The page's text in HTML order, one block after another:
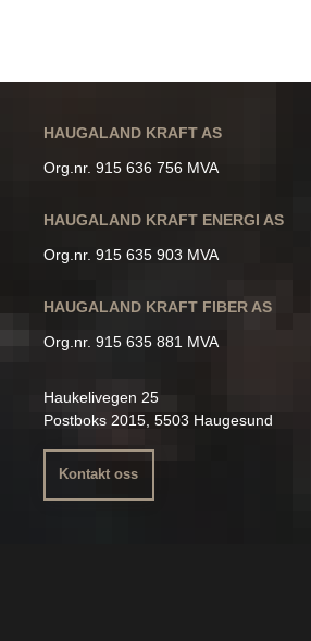
HAUGALAND KRAFT AS
Org.nr. 915 636 756 MVA
HAUGALAND KRAFT ENERGI AS
Org.nr. 915 635 903 MVA
HAUGALAND KRAFT FIBER AS
Org.nr. 915 635 881 MVA
Haukelivegen 25
Postboks 2015, 5503 Haugesund
Kontakt oss